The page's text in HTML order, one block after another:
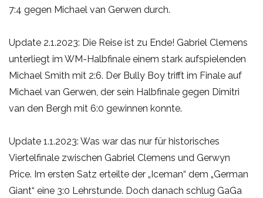
7:4 gegen Michael van Gerwen durch.
Update 2.1.2023: Die Reise ist zu Ende! Gabriel Clemens
unterliegt im WM-Halbfinale einem stark aufspielenden
Michael Smith mit 2:6. Der Bully Boy trifft im Finale auf
Michael van Gerwen, der sein Halbfinale gegen Dimitri
van den Bergh mit 6:0 gewinnen konnte.
Update 1.1.2023: Was war das nur für historisches
Viertelfinale zwischen Gabriel Clemens und Gerwyn
Price. Im ersten Satz erteilte der „Iceman“ dem „German
Giant“ eine 3:0 Lehrstunde. Doch danach schlug GaGa